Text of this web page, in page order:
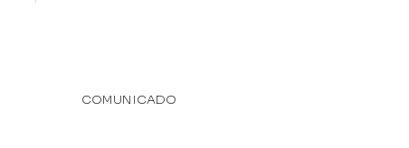
COMUNICADO